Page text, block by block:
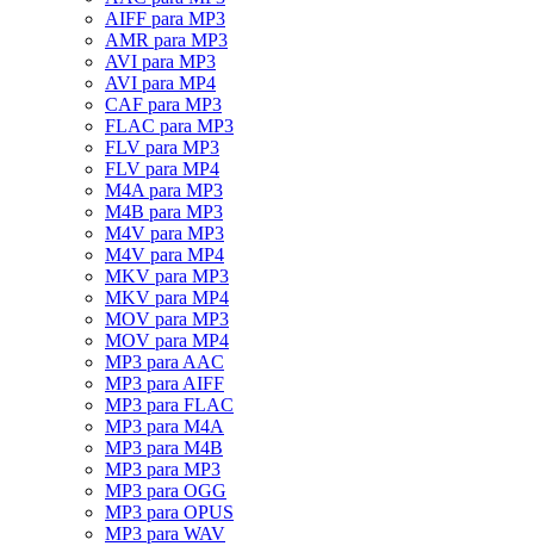
AIFF para MP3
AMR para MP3
AVI para MP3
AVI para MP4
CAF para MP3
FLAC para MP3
FLV para MP3
FLV para MP4
M4A para MP3
M4B para MP3
M4V para MP3
M4V para MP4
MKV para MP3
MKV para MP4
MOV para MP3
MOV para MP4
MP3 para AAC
MP3 para AIFF
MP3 para FLAC
MP3 para M4A
MP3 para M4B
MP3 para MP3
MP3 para OGG
MP3 para OPUS
MP3 para WAV